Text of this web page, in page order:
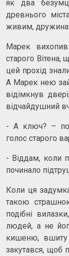
як два
древнього
живим, дружина
Марек
старого Вітена,
цей прохід
А Марек нею
відімкнув
відчайдушний
- А ключ? –
голос старого
- Віддам, коли
починало
Коли ця
такою
подібні
людей, а не
кишеню, вшиту
закутався, щоб